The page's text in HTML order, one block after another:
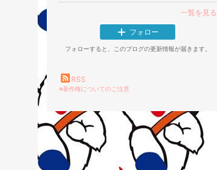
一覧を見る
フォロー
フォローすると、このブログの更新情報が届きます。
RSS
※著作権についてのご注意